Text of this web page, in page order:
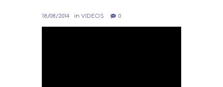
18/08/2014 inVIDEOS 0